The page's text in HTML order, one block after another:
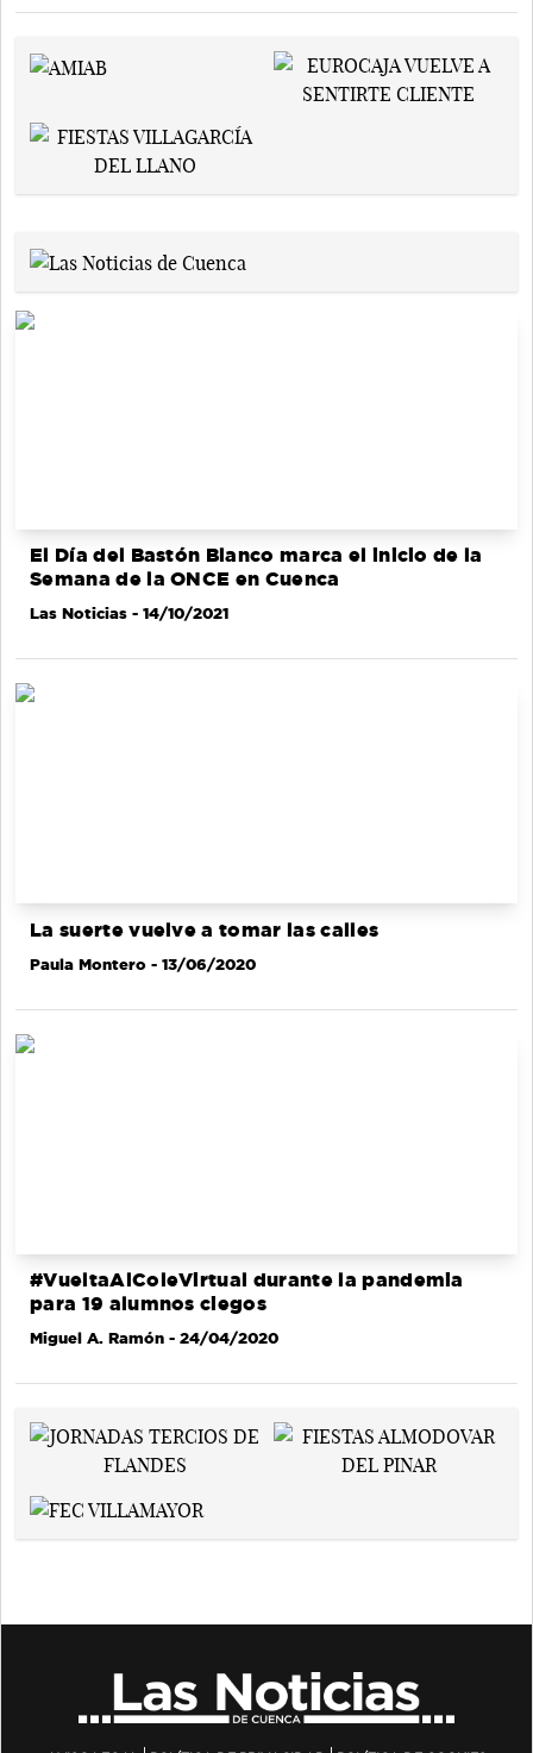
El Día del Bastón Blanco marca el inicio de la
Semana de la ONCE en Cuenca
Las Noticias - 14/10/2021
La suerte vuelve a tomar las calles
Paula Montero - 13/06/2020
#VueltaAlColeVirtual durante la pandemia
para 19 alumnos ciegos
Miguel A. Ramón - 24/04/2020